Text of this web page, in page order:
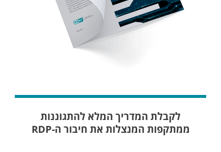
לקבלת המדריך המלא להתגוננות
ממתקפות המנצלות את חיבור ה-RDP